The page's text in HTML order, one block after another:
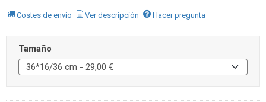
Costes de envío Ver descripción Hacer pregunta
Tamaño